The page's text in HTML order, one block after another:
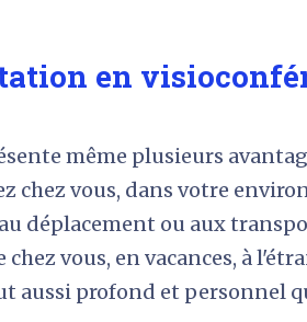
en
même plusieurs
chez vous, dans votre
au déplacement ou aux
chez vous, en vacances, à
aussi profond et personnel